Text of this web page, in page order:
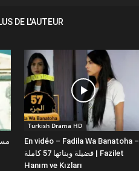
DE L'AUTEUR
Turkish Drama HD
En vidéo – Fadila Wa Banatoha –
فضيلة وبناتها 57 كاملة | Fazilet
Hanım ve Kızları